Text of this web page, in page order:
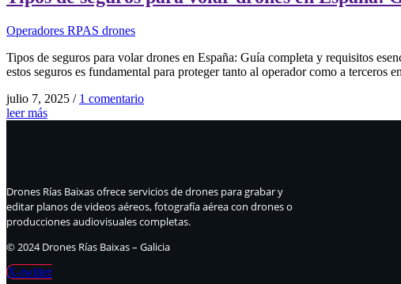
Operadores RPAS drones
Tipos de seguros para volar drones en España: Guía completa y requisitos
estos seguros es fundamental para proteger tanto al operador como a terceros
julio 7, 2025 / 1 comentario
leer más
Drones Rías Baixas ofrece servicios de drones para grabar y
editar planos de videos aéreos, fotografía aérea con drones o
producciones audiovisuales completas.
© 2024 Drones Rías Baixas – Galicia
X-twitter